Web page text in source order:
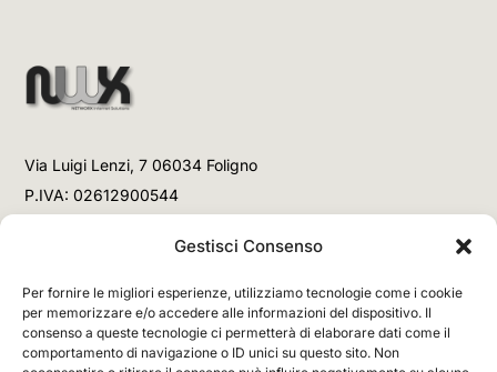
Gestisci Consenso
Per fornire le migliori esperienze, utilizziamo tecnologie come i cookie
per memorizzare e/o accedere alle informazioni del dispositivo. Il
consenso a queste tecnologie ci permetterà di elaborare dati come il
comportamento di navigazione o ID unici su questo sito. Non
Via Luigi Lenzi, 7 06034 Foligno
P.IVA: 02612900544
+39 3477853708 (Chiamata)
Email